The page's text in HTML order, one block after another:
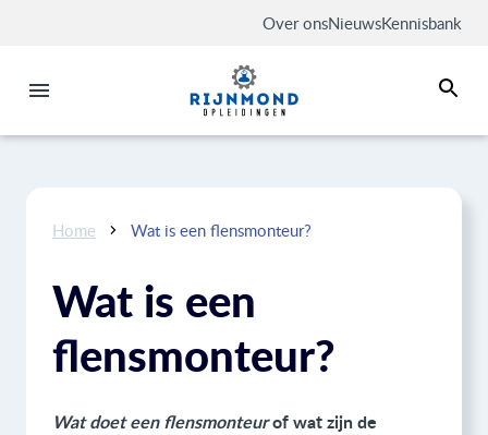
Over onsNieuwsKennisbank
Home Wat is een flensmonteur?
Wat is een
flensmonteur?
Wat doet een flensmonteurof wat zijn de